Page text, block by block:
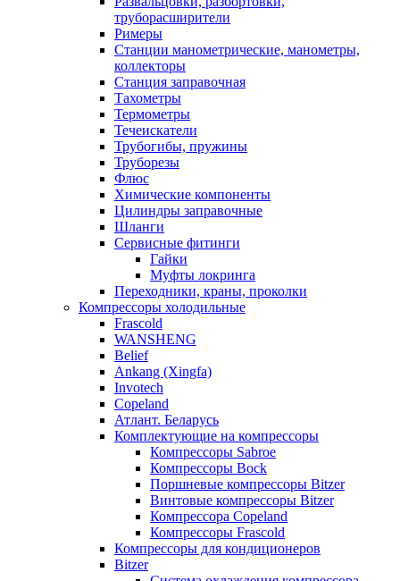
труборасширители
Римеры
Станции манометрические, манометры,
коллекторы
Станция заправочная
Тахометры
Термометры
Течеискатели
Трубогибы, пружины
Труборезы
Флюс
Химические компоненты
Цилиндры заправочные
Шланги
Сервисные фитинги
Гайки
Муфты локринга
Переходники, краны, проколки
Компрессоры холодильные
Frascold
WANSHENG
Belief
Ankang (Xingfa)
Invotech
Copeland
Атлант. Беларусь
Комплектующие на компрессоры
Компрессоры Sabroe
Компрессоры Bock
Поршневые компрессоры Bitzer
Винтовые компрессоры Bitzer
Компрессора Copeland
Компрессоры Frascold
Компрессоры для кондиционеров
Bitzer